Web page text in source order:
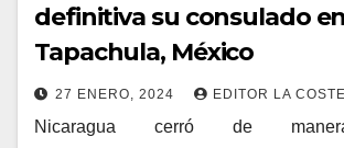
definitiva su consulado en
Tapachula, México
27 ENERO, 2024 EDITOR LA
Nicaragua cerró de